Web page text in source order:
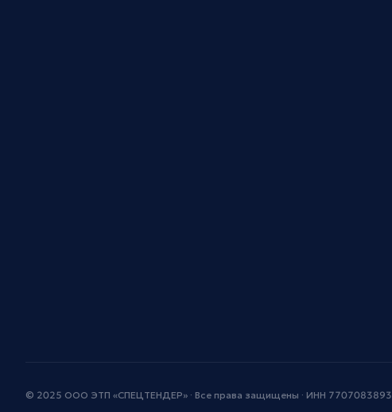
© 2025 ООО ЭТП «СПЕЦТЕНДЕР» · Все права защищены · ИНН 7707083893